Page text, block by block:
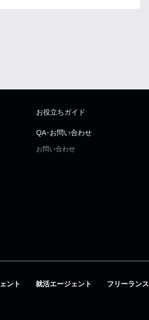
お役立ちガイド
QA･お問い合わせ
お問い合わせ
ント 就活エージェント フリーランス